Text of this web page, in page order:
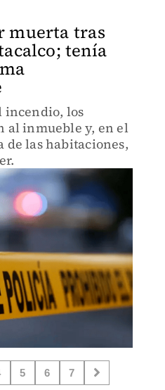
muerta tras
tenía
incendio, los
al inmueble y, en el
de las habitaciones,
5 6 7